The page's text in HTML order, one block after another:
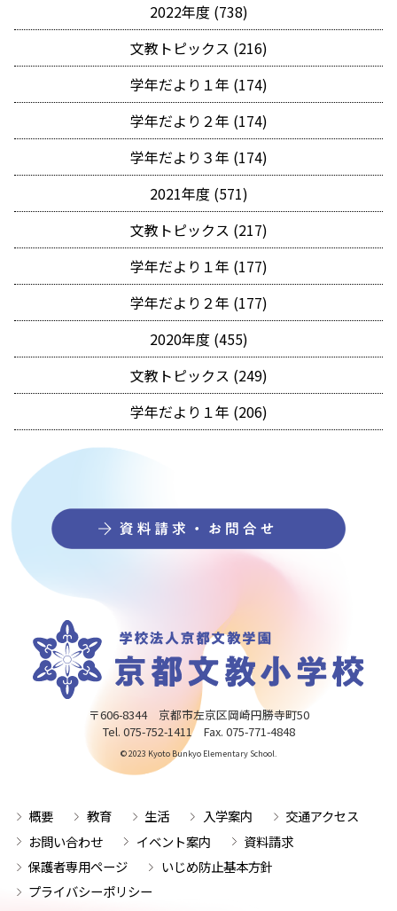
2022年度 (738)
文教トピックス (216)
学年だより１年 (174)
学年だより２年 (174)
学年だより３年 (174)
2021年度 (571)
文教トピックス (217)
学年だより１年 (177)
学年だより２年 (177)
2020年度 (455)
文教トピックス (249)
学年だより１年 (206)
〒606-8344 京都市左京区岡崎円勝寺町50
Tel. 075-752-1411 Fax. 075-771-4848
© 2023 Kyoto Bunkyo Elementary School.
概要 教育 生活 入学案内
交通アクセス
お問い合わせ
イベント案内
資料請求
保護者専用ページ
いじめ防止基本方針
プライバシーポリシー